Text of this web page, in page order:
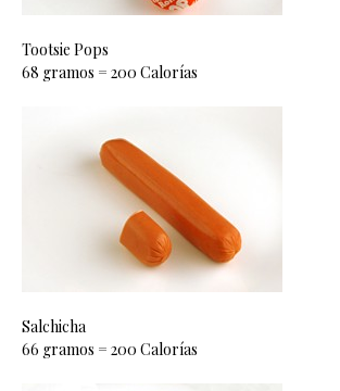
Tootsie Pops
68 gramos = 200 Calorías
Salchicha
66 gramos = 200 Calorías